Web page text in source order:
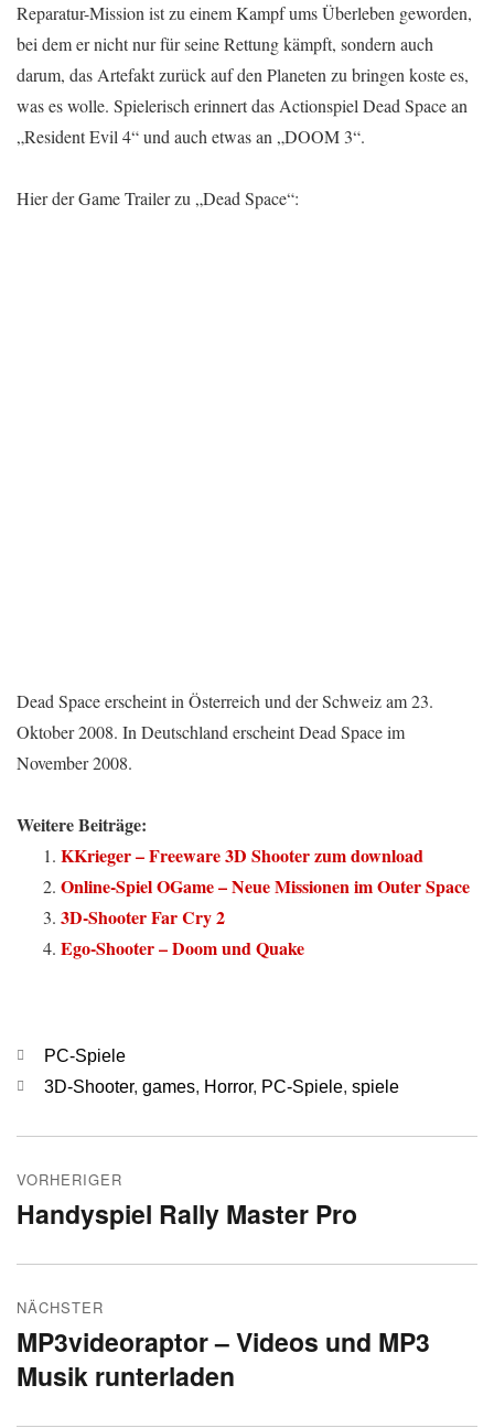
Reparatur-Mission ist zu einem Kampf ums Überleben geworden,
bei dem er nicht nur für seine Rettung kämpft, sondern auch
darum, das Artefakt zurück auf den Planeten zu bringen koste es,
was es wolle. Spielerisch erinnert das Actionspiel Dead Space an
„Resident Evil 4“ und auch etwas an „DOOM 3“.
Hier der Game Trailer zu „Dead Space“:
Dead Space erscheint in Österreich und der Schweiz am 23.
Oktober 2008. In Deutschland erscheint Dead Space im
November 2008.
Weitere Beiträge:
KKrieger – Freeware 3D Shooter zum download
Online-Spiel OGame – Neue Missionen im Outer Space
3D-Shooter Far Cry 2
Ego-Shooter – Doom und Quake
Kategorien
PC-Spiele
Schlagwörter
3D-Shooter, games, Horror, PC-Spiele, spiele
VORHERIGER
Vorheriger
Handyspiel Rally Master Pro
NÄCHSTER
Nächster
Beitrag:
MP3videoraptor – Videos und MP3
Musik runterladen